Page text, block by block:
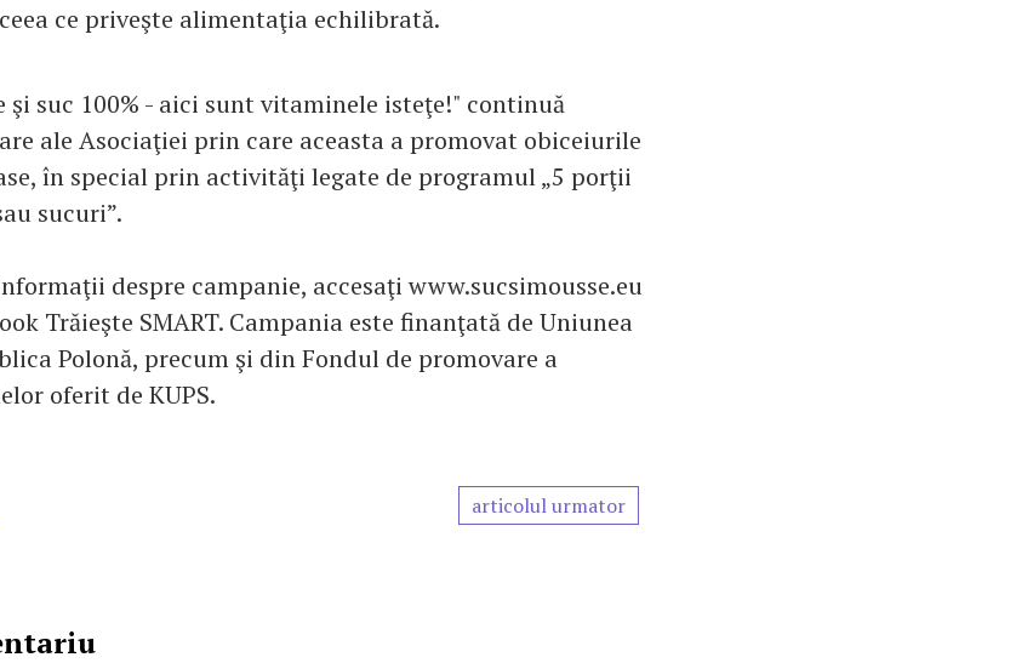
ce priveşte alimentaţia echilibrată.
şi suc 100% - aici sunt vitaminele isteţe!" continuă
ale Asociaţiei prin care aceasta a promovat obiceiurile
în special prin activităţi legate de programul „5 porţii
sucuri”.
despre campanie, accesaţi www.sucsimousse.eu
Trăieşte SMART. Campania este finanţată de Uniunea
Polonă, precum şi din Fondul de promovare a
oferit de KUPS.
articolul urmator